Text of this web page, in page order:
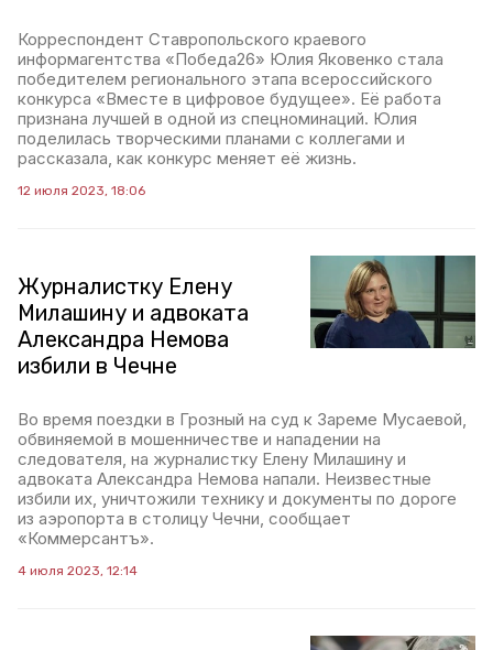
Корреспондент Ставропольского краевого
информагентства «Победа26» Юлия Яковенко стала
победителем регионального этапа всероссийского
конкурса «Вместе в цифровое будущее». Её работа
признана лучшей в одной из спецноминаций. Юлия
поделилась творческими планами с коллегами и
рассказала, как конкурс меняет её жизнь.
12 июля 2023, 18:06
Журналистку Елену
Милашину и адвоката
Александра Немова
избили в Чечне
Во время поездки в Грозный на суд к Зареме Мусаевой,
обвиняемой в мошенничестве и нападении на
следователя, на журналистку Елену Милашину и
адвоката Александра Немова напали. Неизвестные
избили их, уничтожили технику и документы по дороге
из аэропорта в столицу Чечни, сообщает
«Коммерсантъ».
4 июля 2023, 12:14